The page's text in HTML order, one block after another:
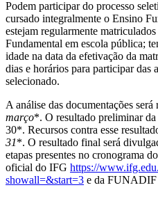
Podem participar do processo
cursado integralmente o Ensino
estejam regularmente
Fundamental em escola pública;
idade na data da efetivação da
dias e horários para participar das
selecionado.
A análise das documentações será
março*. O resultado preliminar
30*. Recursos contra esse
31*. O resultado final será
etapas presentes no cronograma
oficial do IFG https://
showall=&start=3 e da FUNADIF